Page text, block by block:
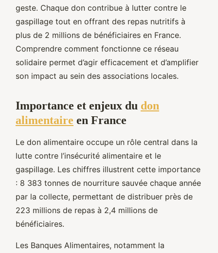
geste. Chaque don contribue à lutter contre le
gaspillage tout en offrant des repas nutritifs à
plus de 2 millions de bénéficiaires en France.
Comprendre comment fonctionne ce réseau
solidaire permet d’agir efficacement et d’amplifier
son impact au sein des associations locales.
Importance et enjeux du don
alimentaire en France
Le don alimentaire occupe un rôle central dans la
lutte contre l’insécurité alimentaire et le
gaspillage. Les chiffres illustrent cette importance
: 8 383 tonnes de nourriture sauvée chaque année
par la collecte, permettant de distribuer près de
223 millions de repas à 2,4 millions de
bénéficiaires.
Les Banques Alimentaires, notamment la